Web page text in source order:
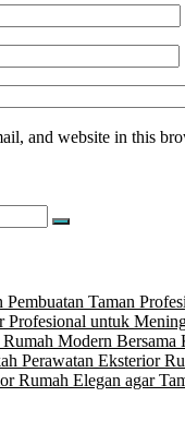
and website in this
Search
Pembuatan Taman
Profesional untuk
Modern
Perawatan Eksterior
Rumah Elegan agar